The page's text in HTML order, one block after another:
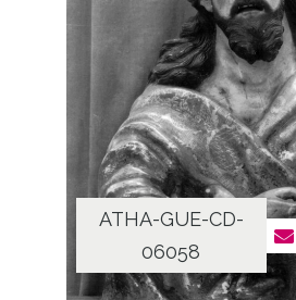
ATHA-GUE-CD-
06058